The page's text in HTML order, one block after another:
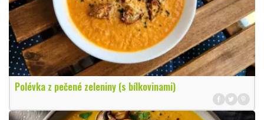
Polévka z pečené zeleniny (s bílkovinami)